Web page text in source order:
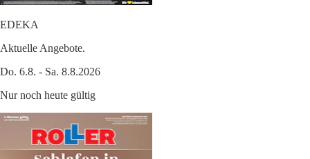
EDEKA
Aktuelle Angebote.
Do. 6.8. - Sa. 8.8.2026
Nur noch heute gültig